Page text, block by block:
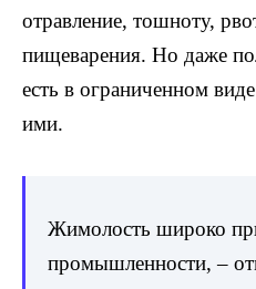
отравление, тошноту,
пищеварения. Но даже
есть в ограниченном
ими.
Жимолость широко
промышленности, –